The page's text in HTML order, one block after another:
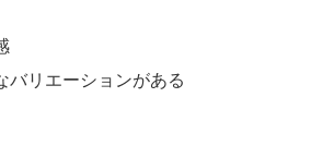
バリエーションがある